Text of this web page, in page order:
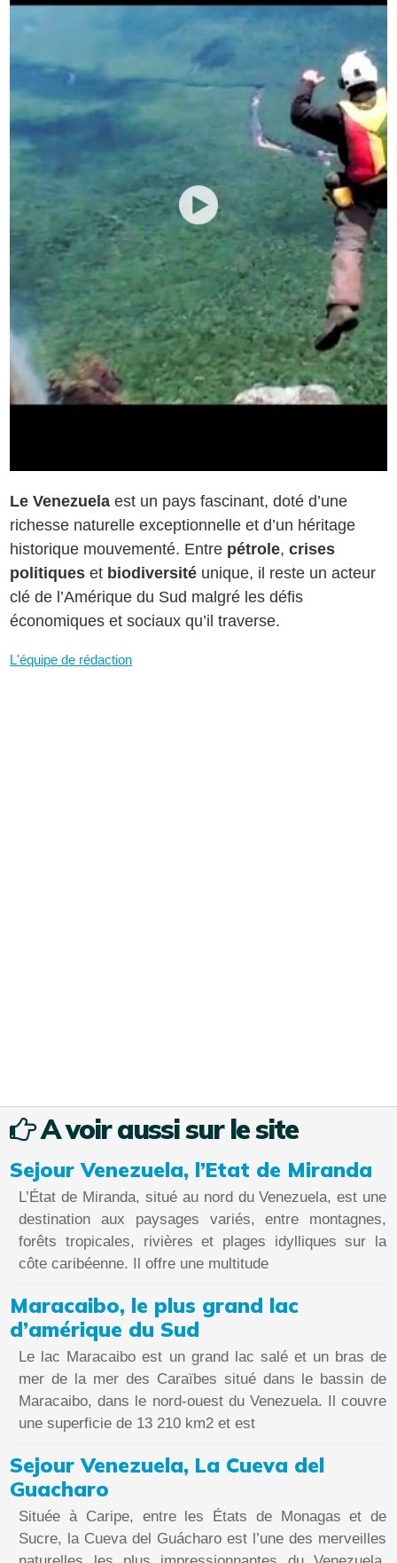
Le Venezuela est un pays fascinant, doté d’une
richesse naturelle exceptionnelle et d’un héritage
historique mouvementé. Entre pétrole,crises
politiques et biodiversité unique, il reste un acteur
clé de l’Amérique du Sud malgré les défis
économiques et sociaux qu’il traverse.
L'équipe de rédaction
A voir aussi sur le site
Sejour Venezuela, l’Etat de Miranda
L’État de Miranda, situé au nord du Venezuela, est une
destination aux paysages variés, entre montagnes,
forêts tropicales, rivières et plages idylliques sur la
côte caribéenne. Il offre une multitude
Maracaibo, le plus grand lac
d’amérique du Sud
Le lac Maracaibo est un grand lac salé et un bras de
mer de la mer des Caraïbes situé dans le bassin de
Maracaibo, dans le nord-ouest du Venezuela. Il couvre
une superficie de 13 210 km2 et est
Sejour Venezuela, La Cueva del
Guacharo
Située à Caripe, entre les États de Monagas et de
Sucre, la Cueva del Guácharo est l’une des merveilles